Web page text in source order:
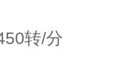
转/分